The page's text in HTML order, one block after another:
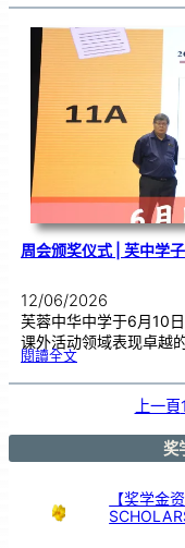
T
试
作
答
技
巧
工
力
学
生
提
周会颁奖仪式 | 芙中学
12/06/2026
芙蓉中华中学于6月10
课外活动领域表现卓越
閱讀全文:周
奖
学
子
学
上一頁1
奖
【奖学金